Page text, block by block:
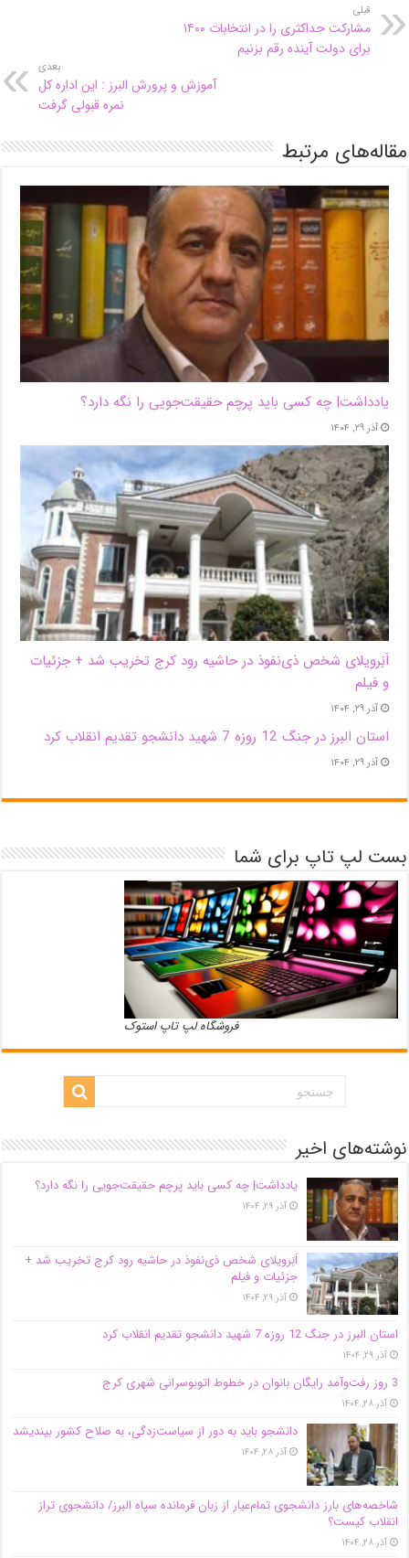
قبلی
مشارکت حداکثری را در انتخابات ۱۴۰۰
برای دولت آینده رقم بزنیم
بعدی
آموزش و پرورش البرز : این اداره کل
نمره قبولی گرفت
مقاله‌های مرتبط
یادداشت| ‌چه کسی باید پرچم حقیقت‌جویی را نگه دارد؟
آذر ۲۹, ۱۴۰۴
اَبَر‌ویلای شخص ذی‌نفوذ در حاشیه‌ رود کرج تخریب شد + جزئیات
و فیلم
آذر ۲۹, ۱۴۰۴
استان البرز در جنگ 12 روزه 7 شهید دانشجو تقدیم انقلاب کرد
آذر ۲۹, ۱۴۰۴
بست لپ تاپ برای شما
فروشگاه لپ تاپ استوک
نوشته‌های اخیر
یادداشت| ‌چه کسی باید پرچم حقیقت‌جویی را نگه دارد؟
آذر ۲۹, ۱۴۰۴
اَبَر‌ویلای شخص ذی‌نفوذ در حاشیه‌ رود کرج تخریب شد +
جزئیات و فیلم
آذر ۲۹, ۱۴۰۴
استان البرز در جنگ 12 روزه 7 شهید دانشجو تقدیم انقلاب کرد
آذر ۲۹, ۱۴۰۴
3 روز رفت‌وآمد رایگان بانوان در خطوط اتوبوسرانی شهری کرج
آذر ۲۸, ۱۴۰۴
دانشجو باید به دور از سیاست‌زدگی، به صلاح کشور بیندیشد
آذر ۲۸, ۱۴۰۴
شاخصه‌های بارز دانشجوی تمام‌عیار از زبان فرمانده سپاه البرز/ دانشجوی تراز
انقلاب کیست؟
آذر ۲۸, ۱۴۰۴